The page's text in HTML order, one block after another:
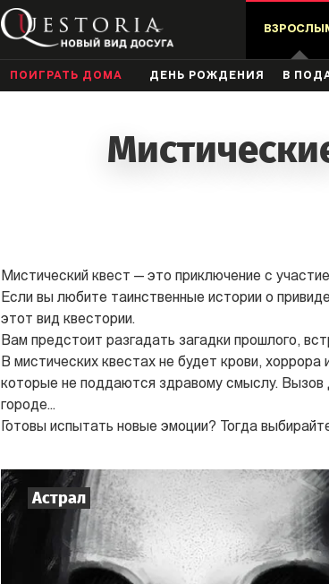
ПОИГРАТЬ ДОМА ДЕНЬ РОЖДЕНИЯ В
Мистический квест — это приключение с
Если вы любите таинственные истории о
этот вид квестории.
Вам предстоит разгадать загадки прошлого,
В мистических квестах не будет крови,
которые не поддаются здравому смыслу. Вызов
городе...
Готовы испытать новые эмоции? Тогда
Астрал